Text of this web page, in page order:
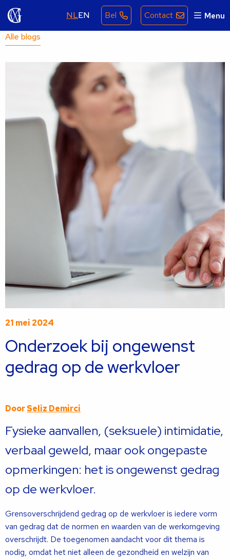
NLEN Bel Contact Menu
Alle blogs
21 mei 2024
Onderzoek bij ongewenst
gedrag op de werkvloer
DoorSeliz Demirci
Fysieke aanvallen, (seksuele) intimidatie,
verbaal geweld, maar ook ongepaste
op­merkingen: het is ongewenst gedrag
op de werkvloer.
Grensoverschrijdend gedrag op de werkvloer is iedere vorm
van gedrag dat de normen en waarden van de werk­omgeving
overschrijdt. De toegenomen aandacht voor dit thema is
nodig, omdat het niet alleen de gezondheid en welzijn van